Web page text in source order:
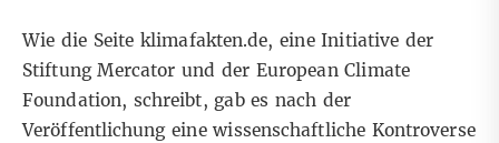
Wie die Seiteklimafakten.de,eine Initiative der
Stiftung Mercator und der European Climate
Foundation, schreibt, gab es nach der
Veröffentlichung eine wissenschaftliche Kontroverse